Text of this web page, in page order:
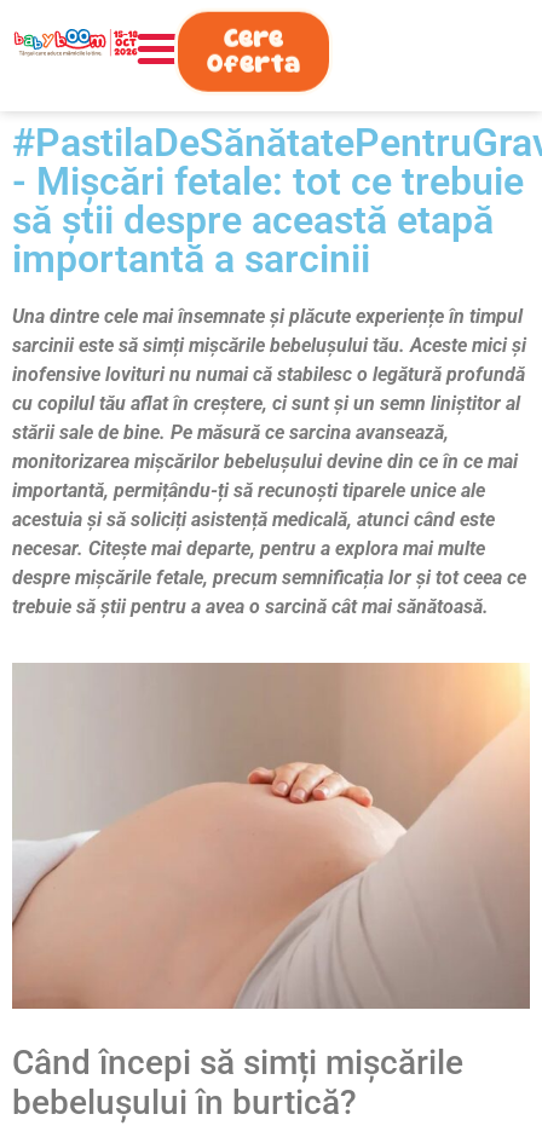
0730.808.038
Cere
Oferta
- Mișcări fetale: tot ce trebuie
să știi despre această etapă
importantă a sarcinii
Una dintre cele mai însemnate și plăcute experiențe în timpul
sarcinii este să simți mișcările bebelușului tău. Aceste mici și
inofensive lovituri nu numai că stabilesc o legătură profundă
cu copilul tău aflat în creștere, ci sunt și un semn liniștitor al
stării sale de bine. Pe măsură ce sarcina avansează,
monitorizarea mișcărilor bebelușului devine din ce în ce mai
importantă, permițându-ți să recunoști tiparele unice ale
acestuia și să soliciți asistență medicală, atunci când este
necesar. Citește mai departe, pentru a explora mai multe
despre mișcările fetale, precum semnificația lor și tot ceea ce
trebuie să știi pentru a avea o sarcină cât mai sănătoasă.
Când începi să simți mișcările
bebelușului în burtică?